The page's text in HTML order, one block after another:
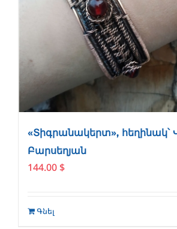
«Տիգրանակերտ»,
Բարսեղյան
144.00 $
Գնել